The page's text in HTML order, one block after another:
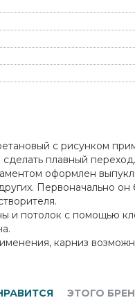
с рисунком
плавный переход.
оформлен
Первоначально
и потолок с помощью
карниз
ЭТОГО